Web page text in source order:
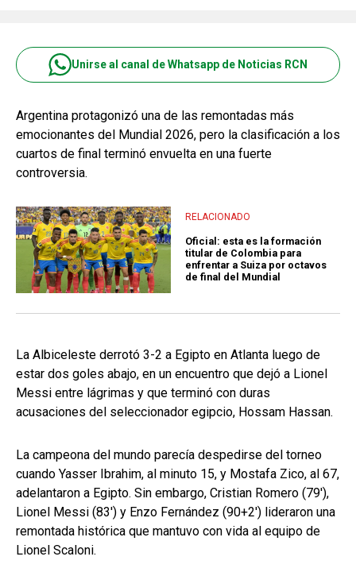
Unirse al canal de Whatsapp de Noticias RCN
Argentina protagonizó una de las remontadas más
emocionantes del Mundial 2026, pero la clasificación a los
cuartos de final terminó envuelta en una fuerte
controversia.
RELACIONADO
Oficial: esta es la formación
titular de Colombia para
enfrentar a Suiza por octavos
de final del Mundial
La Albiceleste derrotó 3-2 a Egipto en Atlanta luego de
estar dos goles abajo, en un encuentro que dejó a Lionel
Messi entre lágrimas y que terminó con duras
acusaciones del seleccionador egipcio, Hossam Hassan.
La campeona del mundo parecía despedirse del torneo
cuando Yasser Ibrahim, al minuto 15, y Mostafa Zico, al 67,
adelantaron a Egipto. Sin embargo, Cristian Romero (79'),
Lionel Messi (83') y Enzo Fernández (90+2') lideraron una
remontada histórica que mantuvo con vida al equipo de
Lionel Scaloni.